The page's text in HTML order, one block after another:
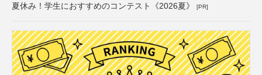
夏休み！学生におすすめのコンテスト《2026夏》 [PR]